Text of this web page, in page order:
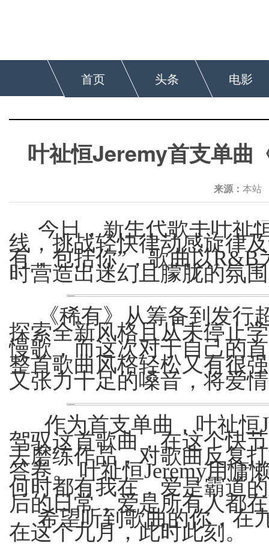
首页 头条 电影
叶祉恒Jeremy首支单曲
来源： 本
今日，新生代歌手叶祉
线，挑战轻快律动感旋律
有，包括你”，歌曲以R&B
时营造出迷幻且朦胧的氛
《稀有》从筹备到发行
探索全新风格且从未停止
慢歌，而这次对于自己的
整首歌曲风格轻松又有很
又张力十足的嗓音，将爱
作为首支单曲，叶祉恒
驾驭这首歌曲，在这个快
去磨练作品，对歌曲反复
答卷。 叶祉恒Jeremy用慵
何时都有我在，爱是霸道
后的日常，爱是所有人都
希望听到歌曲的你，在
在这个九月，此时此刻。